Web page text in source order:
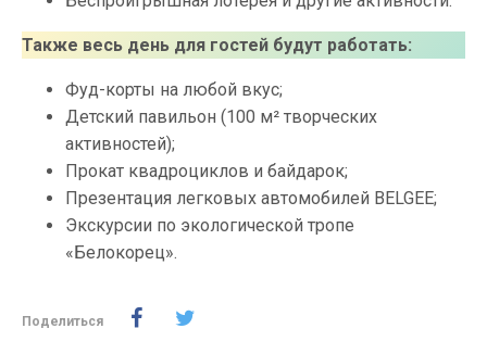
Также весь день для гостей будут работать:
Фуд-корты на любой вкус;
Детский павильон (100 м² творческих
активностей);
Прокат квадроциклов и байдарок;
Презентация легковых автомобилей BELGEE;
Экскурсии по экологической тропе
«Белокорец».
Поделиться